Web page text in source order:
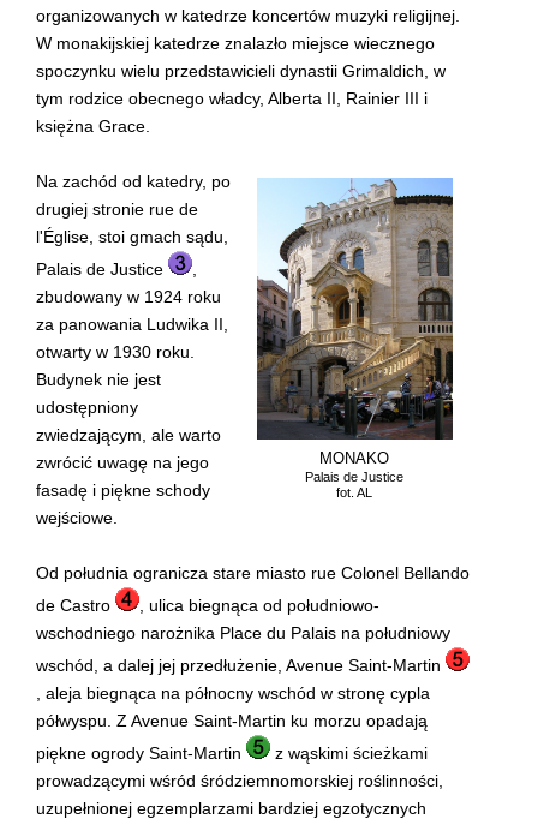
organizowanych w katedrze koncertów muzyki religijnej.
W monakijskiej katedrze znalazło miejsce wiecznego
spoczynku wielu przedstawicieli dynastii Grimaldich, w
tym rodzice obecnego władcy, Alberta II, Rainier III i
księżna Grace.
MONAKO
Palais de Justice
fot. AL
Na zachód od katedry, po
drugiej stronie rue de
l'Église, stoi gmach sądu,
Palais de Justice
zbudowany w 1924 roku
za panowania Ludwika II,
otwarty w 1930 roku.
Budynek nie jest
udostępniony
zwiedzającym, ale warto
zwrócić uwagę na jego
fasadę i piękne schody
wejściowe.
Od południa ogranicza stare miasto rue Colonel Bellando
de Castro
, ulica biegnąca od południowo-
wschodniego narożnika Place du Palais na południowy
wschód, a dalej jej przedłużenie, Avenue Saint-Martin
, aleja biegnąca na północny wschód w stronę cypla
półwyspu. Z Avenue Saint-Martin ku morzu opadają
piękne ogrody Saint-Martin
z wąskimi ścieżkami
prowadzącymi wśród śródziemnomorskiej roślinności,
uzupełnionej egzemplarzami bardziej egzotycznych